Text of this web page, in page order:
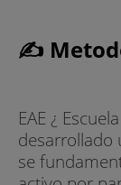
✍
EAE ¿
desarrollado
se